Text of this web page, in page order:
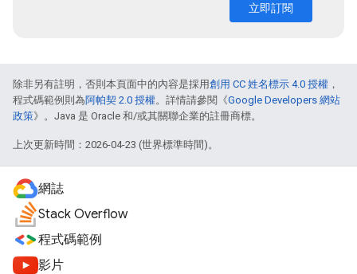
立即訂閱
除非另有註明，否則本頁面中的內容是採用創用 CC 姓名標示 4.0 授權 ，
程式碼範例則為阿帕契 2.0 授權。詳情請參閱《Google Developers 網站
政策》。Java 是 Oracle 和/或其關聯企業的註冊商標。
上次更新時間：2026-04-23 (世界標準時間)。
網誌
Stack Overflow
程式碼範例
影片